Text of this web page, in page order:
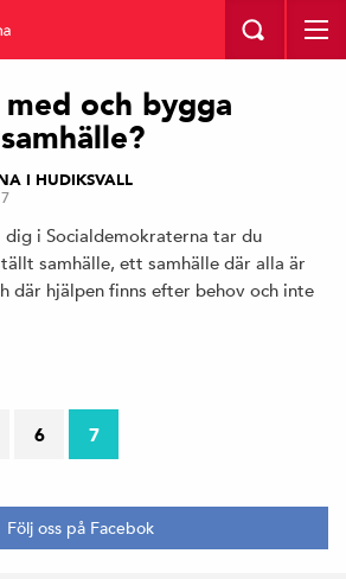
och bygga
I HUDIKSVALL
i Socialdemokraterna tar du
samhälle, ett samhälle där alla är
där hjälpen finns efter behov och inte
6 7
Följ oss på Facebok